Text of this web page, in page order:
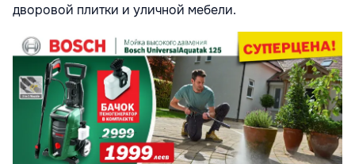
дворовой плитки и уличной мебели.